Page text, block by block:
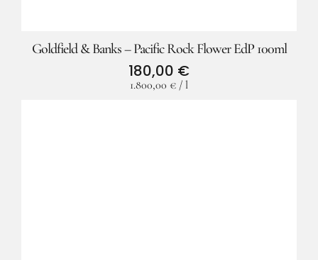
Goldfield & Banks – Pacific Rock Flower EdP 100ml
180,00 €
1.800,00 € / l